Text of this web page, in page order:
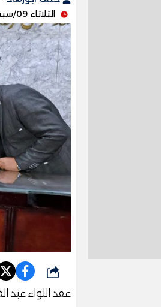
الثلاثاء 09/سبتمبر/2025 - 07:45 م
شارك
عقد اللواء عبد